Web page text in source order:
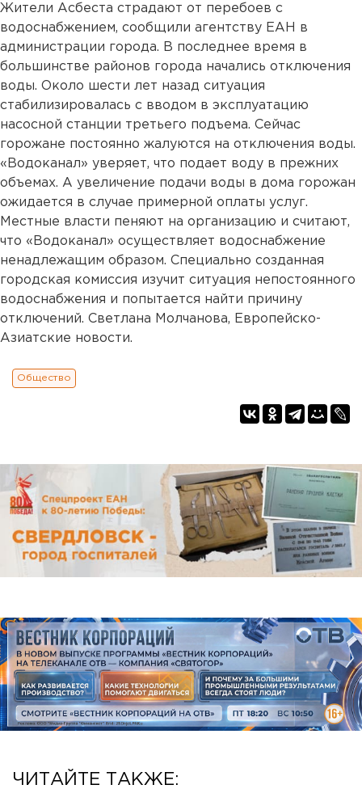
Жители Асбеста страдают от перебоев с
водоснабжением, сообщили агентству ЕАН в
администрации города. В последнее время в
большинстве районов города начались отключения
воды. Около шести лет назад ситуация
стабилизировалась с вводом в эксплуатацию
насосной станции третьего подъема. Сейчас
горожане постоянно жалуются на отключения воды.
«Водоканал» уверяет, что подает воду в прежних
объемах. А увеличение подачи воды в дома горожан
ожидается в случае примерной оплаты услуг.
Местные власти пеняют на организацию и считают,
что «Водоканал» осуществляет водоснабжение
ненадлежащим образом. Специально созданная
городская комиссия изучит ситуация непостоянного
водоснабжения и попытается найти причину
отключений. Светлана Молчанова, Европейско-
Азиатские новости.
Общество
ЧИТАЙТЕ ТАКЖЕ: